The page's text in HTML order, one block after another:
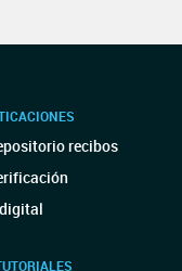
recibos